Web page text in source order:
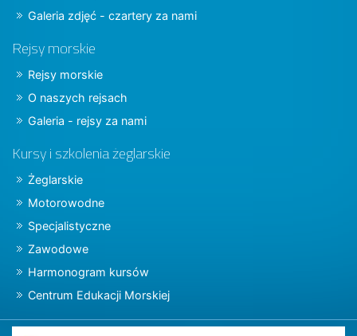
Galeria zdjęć - czartery za nami
Rejsy morskie
Rejsy morskie
O naszych rejsach
Galeria - rejsy za nami
Kursy i szkolenia żeglarskie
Żeglarskie
Motorowodne
Specjalistyczne
Zawodowe
Harmonogram kursów
Centrum Edukacji Morskiej